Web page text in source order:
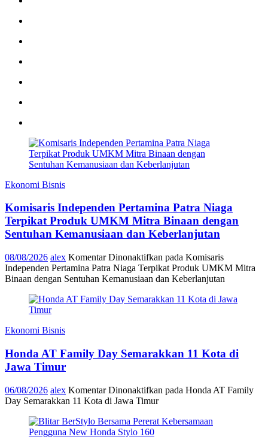
Ekonomi Bisnis
Komisaris Independen Pertamina Patra Niaga
Terpikat Produk UMKM Mitra Binaan dengan
Sentuhan Kemanusiaan dan Keberlanjutan
08/08/2026 alex Komentar Dinonaktifkan pada Komisaris
Independen Pertamina Patra Niaga Terpikat Produk UMKM Mitra
Binaan dengan Sentuhan Kemanusiaan dan Keberlanjutan
Ekonomi Bisnis
Honda AT Family Day Semarakkan 11 Kota di
Jawa Timur
06/08/2026 alex Komentar Dinonaktifkan pada Honda AT Family
Day Semarakkan 11 Kota di Jawa Timur